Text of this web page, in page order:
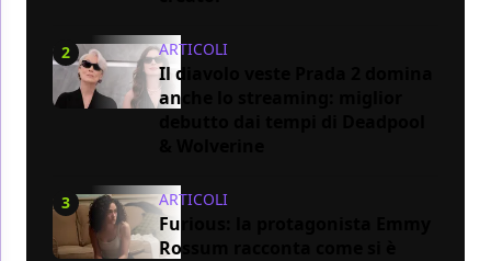
2 ARTICOLI
Il diavolo veste Prada 2 domina
anche lo streaming: miglior
3 ARTICOLI
Furious: la protagonista Emmy
Rossum racconta come si è